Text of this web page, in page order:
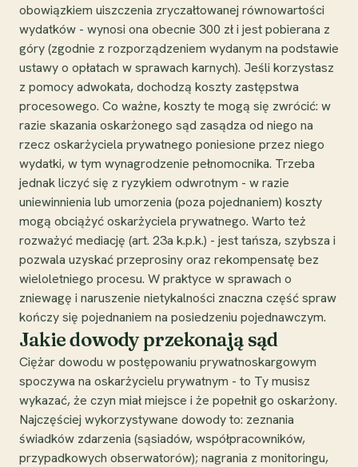
obowiązkiem uiszczenia zryczałtowanej równowartości
wydatków - wynosi ona obecnie 300 zł i jest pobierana z
góry (zgodnie z rozporządzeniem wydanym na podstawie
ustawy o opłatach w sprawach karnych). Jeśli korzystasz
z pomocy adwokata, dochodzą koszty zastępstwa
procesowego. Co ważne, koszty te mogą się zwrócić: w
razie skazania oskarżonego sąd zasądza od niego na
rzecz oskarżyciela prywatnego poniesione przez niego
wydatki, w tym wynagrodzenie pełnomocnika. Trzeba
jednak liczyć się z ryzykiem odwrotnym - w razie
uniewinnienia lub umorzenia (poza pojednaniem) koszty
mogą obciążyć oskarżyciela prywatnego. Warto też
rozważyć mediację (art. 23a k.p.k.) - jest tańsza, szybsza i
pozwala uzyskać przeprosiny oraz rekompensatę bez
wieloletniego procesu. W praktyce w sprawach o
zniewagę i naruszenie nietykalności znaczna część spraw
kończy się pojednaniem na posiedzeniu pojednawczym.
Jakie dowody przekonają sąd
Ciężar dowodu w postępowaniu prywatnoskargowym
spoczywa na oskarżycielu prywatnym - to Ty musisz
wykazać, że czyn miał miejsce i że popełnił go oskarżony.
Najczęściej wykorzystywane dowody to: zeznania
świadków zdarzenia (sąsiadów, współpracowników,
przypadkowych obserwatorów); nagrania z monitoringu,